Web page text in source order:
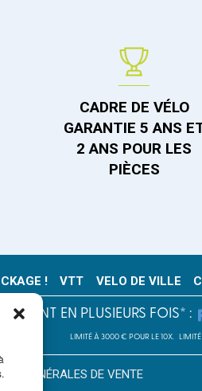
CADRE DE VÉLO
GARANTIE 5 ANS
2 ANS POUR LES
PIÈCES
! VTT VELO DE VILLE
PAIEMENT EN PLUSIEURS FOIS* :
LIMITÉ À 3000 € POUR LE 10X.
GÉNÉRALES DE VENTE